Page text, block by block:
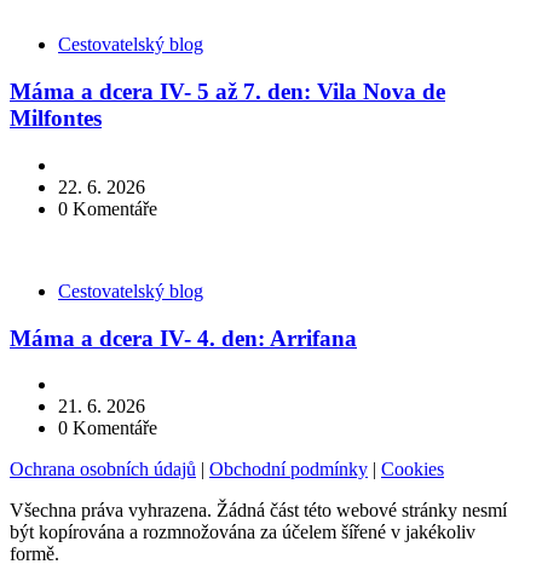
KategorieCestovatelský blog
Máma a dcera IV- 5 až 7. den: Vila Nova de
Milfontes
22. 6. 2026
0 Komentáře
KategorieCestovatelský blog
Máma a dcera IV- 4. den: Arrifana
21. 6. 2026
0 Komentáře
Ochrana osobních údajů | Obchodní podmínky | Cookies
Všechna práva vyhrazena. Žádná část této webové stránky nesmí
být kopírována a rozmnožována za účelem šířené v jakékoliv
formě.